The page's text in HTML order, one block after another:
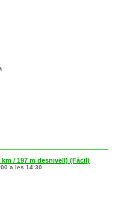
/ 197 m desnivell) (Fàcil)
a les 14:30